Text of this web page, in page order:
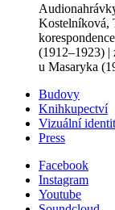
Kostelníková,
(1912‒1923) |
u Masaryka
Budovy
Knihkupectví
Vizuální
Press
Facebook
Instagram
Youtube